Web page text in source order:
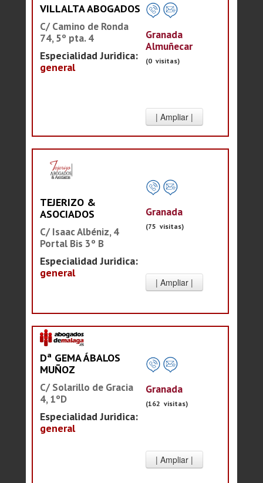
VILLALTA ABOGADOS
C/ Camino de Ronda
74, 5º pta. 4
Especialidad Juridica:
general
Granada
Almuñecar
(0 visitas)
TEJERIZO &
ASOCIADOS
C/ Isaac Albéniz, 4
Portal Bis 3º B
Especialidad Juridica:
general
Granada
(75 visitas)
Dª GEMA ÁBALOS
MUÑOZ
C/ Solarillo de Gracia
4, 1ºD
Especialidad Juridica:
general
Granada
(162 visitas)